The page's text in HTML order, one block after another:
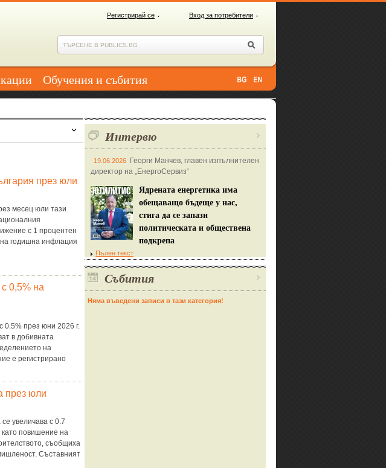
Регистрирай се Вход за потребители
Обучения и събития
през юли
месец юли тази
с 1 процентен
годишна инфлация
0,5% на
0.5% през юни 2026 г.
в добивната
на
е регистрирано
през юли
увеличава с 0.7
като повишение на
съобщиха
Съставният
Интервю
19.06.2026 Георги Манчев, главен изпълнителен
директор на „ЕнергоСервиз“
Ядрената енергетика има
обещаващо бъдеще у нас,
стига да се запази
политическата и обществена
подкрепа
Пълен текст
Събития
Няма въведени записи в тази категория!